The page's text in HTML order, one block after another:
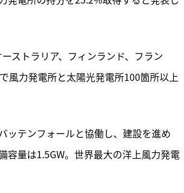
ストラリア、フィンランド、フラン
風力発電所と太陽光発電所100箇所以上
ッテンフォールと協働し、建設を進め
容量は1.5GW。世界最大の洋上風力発電